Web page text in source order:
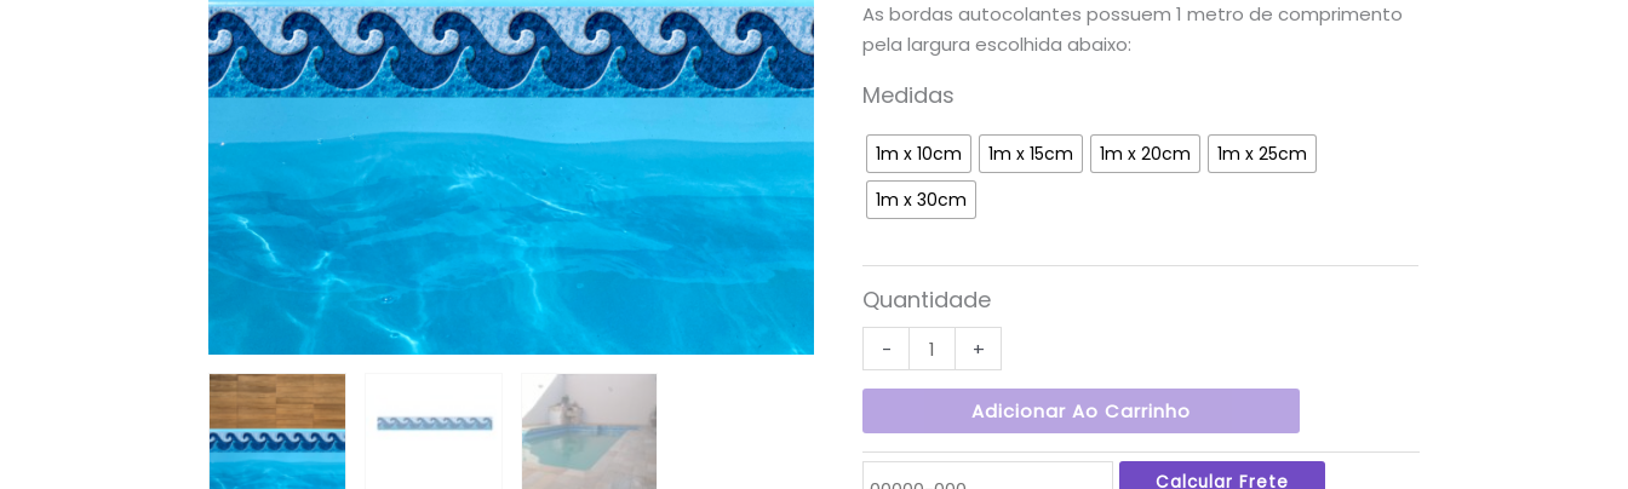
As bordas autocolantes possuem 1 metro de comprimento
pela largura escolhida abaixo:
Medidas
1m x 10cm 1m x 15cm 1m x 20cm
1m x 25cm
1m x 30cm
Quantidade
- +
Adicionar Ao Carrinho